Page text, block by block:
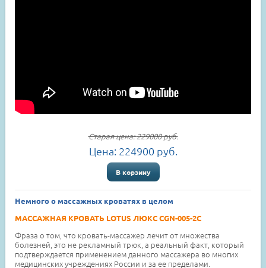
Старая цена:229000руб.
Цена: 224900 руб.
В корзину
Немного о массажных кроватях в целом
МАССАЖНАЯ КРОВАТЬ LOTUS ЛЮКС CGN-005-2C
Фраза о том, что кровать-массажер лечит от множества
болезней, это не рекламный трюк, а реальный факт, который
подтверждается применением данного массажера во многих
медицинских учреждениях России и за ее пределами.